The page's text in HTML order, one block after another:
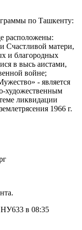
по Ташкенту:
расположены:
Счастливой матери,
и благородных
в высь аистами,
войне;
- является
художественным
ликвидации
1966 г.
в 08:35